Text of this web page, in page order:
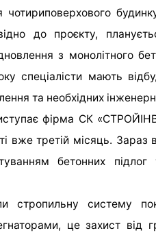
чотириповерхового
до проєкту,
з монолітного
спеціалісти мають
та необхідних
фірма СК
вже третій місяць.
бетонних
стропильну систему
це захист від